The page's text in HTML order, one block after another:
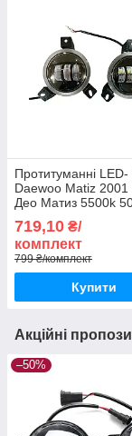
Протитуманні
Daewoo Matiz 2001
Део Матиз 5500k
719,10 ₴/
комплект
799 ₴/комплект
Купити
Акційні
–50%